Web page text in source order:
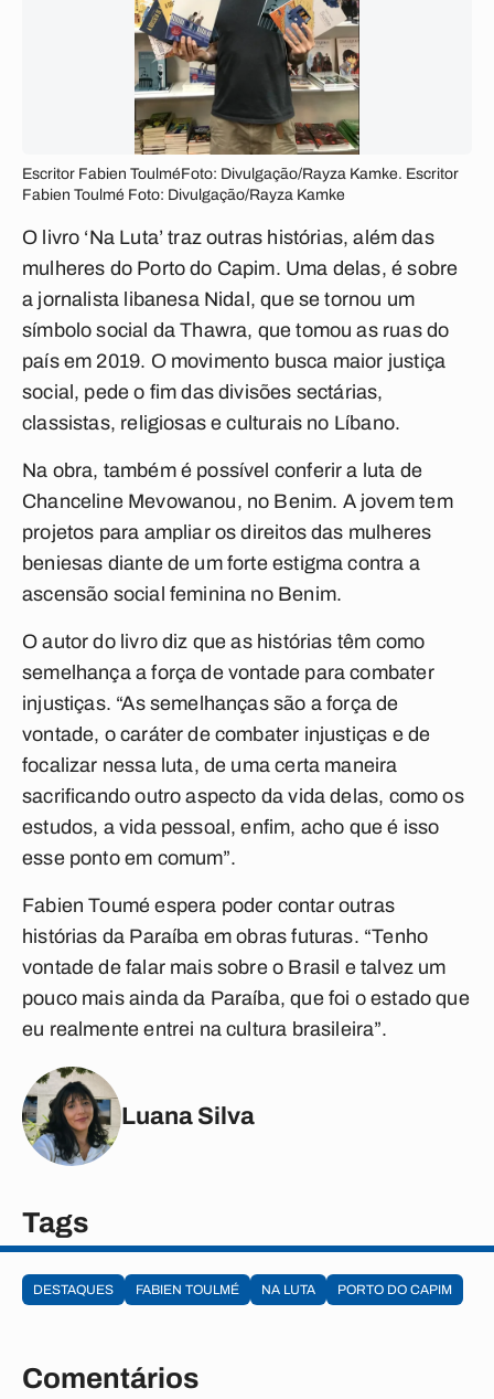
Escritor Fabien ToulméFoto: Divulgação/Rayza Kamke. Escritor
Fabien Toulmé Foto: Divulgação/Rayza Kamke
O livro ‘Na Luta’ traz outras histórias, além das
mulheres do Porto do Capim. Uma delas, é sobre
a jornalista libanesa Nidal, que se tornou um
símbolo social da Thawra, que tomou as ruas do
país em 2019. O movimento busca maior justiça
social, pede o fim das divisões sectárias,
classistas, religiosas e culturais no Líbano.
Na obra, também é possível conferir a luta de
Chanceline Mevowanou, no Benim. A jovem tem
projetos para ampliar os direitos das mulheres
beniesas diante de um forte estigma contra a
ascensão social feminina no Benim.
O autor do livro diz que as histórias têm como
semelhança a força de vontade para combater
injustiças. “As semelhanças são a força de
vontade, o caráter de combater injustiças e de
focalizar nessa luta, de uma certa maneira
sacrificando outro aspecto da vida delas, como os
estudos, a vida pessoal, enfim, acho que é isso
esse ponto em comum”.
Fabien Toumé espera poder contar outras
histórias da Paraíba em obras futuras. “Tenho
vontade de falar mais sobre o Brasil e talvez um
pouco mais ainda da Paraíba, que foi o estado que
eu realmente entrei na cultura brasileira”.
Luana Silva
Tags
DESTAQUES FABIEN TOULMÉ NA LUTA PORTO DO CAPIM
Comentários